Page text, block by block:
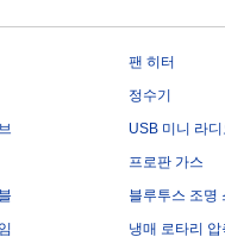
팬 히터
정수기
USB 미니 라디
프로판 가스
블루투스 조명
냉매 로타리 압